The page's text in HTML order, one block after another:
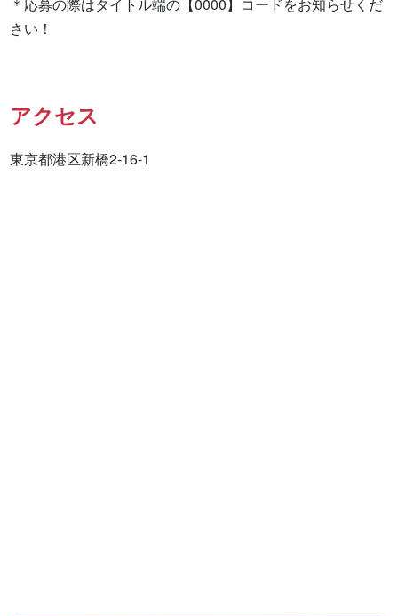
＊応募の際はタイトル端の【0000】コードをお知らせくだ
さい！
アクセス
東京都港区新橋2-16-1